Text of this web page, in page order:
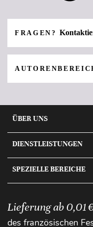
FRAGEN?
ÜBER UNS
DIENSTLEISTUNGEN
SPEZIELLE BEREICHE
Lieferung ab 0,01
des französischen